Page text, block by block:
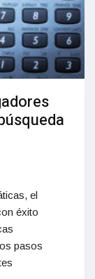
el
éxito
pasos